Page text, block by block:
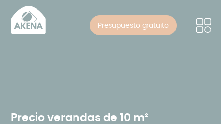
contenido
Presupuesto gratuito
Precio verandas de 10 m²